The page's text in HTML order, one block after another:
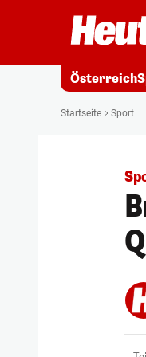
Österreich
Startseite Sport